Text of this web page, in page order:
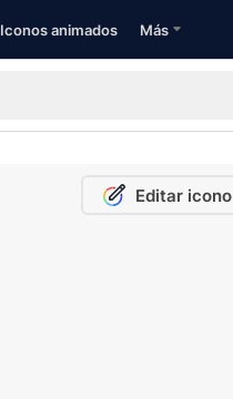
Iconos animados Más
Editar icono